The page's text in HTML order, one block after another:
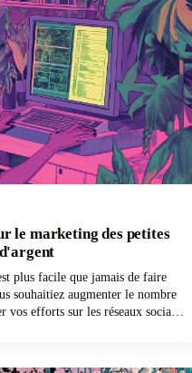
le marketing des petites
plus facile que jamais de faire
souhaitiez augmenter le nombre
vos efforts sur les réseaux sociaux